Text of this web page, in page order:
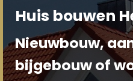
Huis bouwen
Nieuwbouw,
bijgebouw of